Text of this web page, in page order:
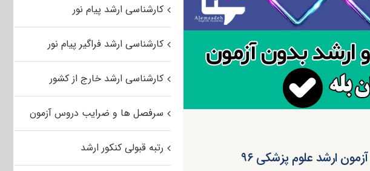
کارشناسی ارشد پیام نور
کارشناسی ارشد فراگیر پیام نور
کارشناسی ارشد خارج از کشور
سرفصل ها و ضرایب دروس آزمون
رتبه قبولی کنکور ارشد